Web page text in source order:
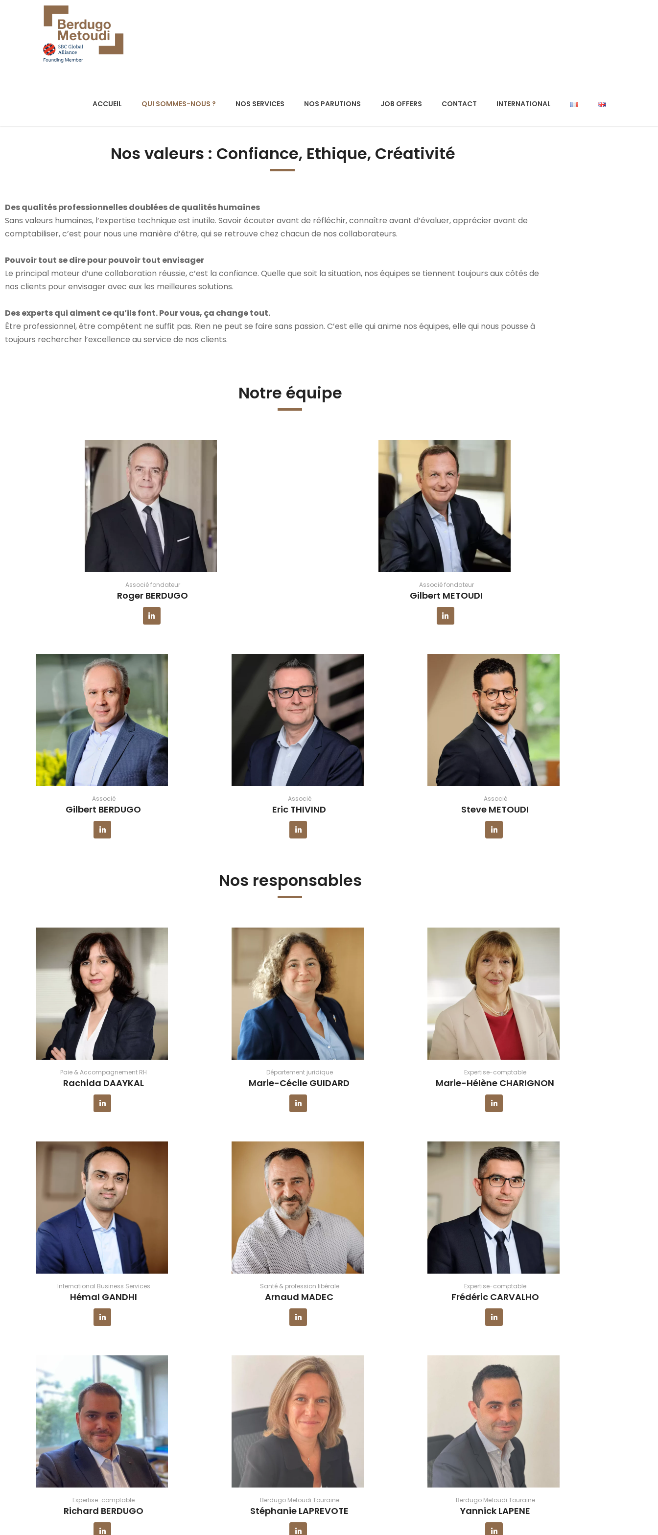
ACCUEIL QUI SOMMES-NOUS ? NOS SERVICES NOS PARUTIONS JOB OFFERS CONTACT INTERNATIONAL
Nos valeurs : Confiance, Ethique, Créativité
Des qualités professionnelles doublées de qualités humaines
Sans valeurs humaines, l’expertise technique est inutile. Savoir écouter avant de réfléchir, connaître avant d’évaluer, apprécier avant de
comptabiliser, c’est pour nous une manière d’être, qui se retrouve chez chacun de nos collaborateurs.
Pouvoir tout se dire pour pouvoir tout envisager
Le principal moteur d’une collaboration réussie, c’est la confiance. Quelle que soit la situation, nos équipes se tiennent toujours aux côtés de
nos clients pour envisager avec eux les meilleures solutions.
Des experts qui aiment ce qu’ils font. Pour vous, ça change tout.
Être professionnel, être compétent ne suffit pas. Rien ne peut se faire sans passion. C’est elle qui anime nos équipes, elle qui nous pousse à
toujours rechercher l’excellence au service de nos clients.
Notre équipe
Associé fondateur
Roger BERDUGO
Associé fondateur​
Gilbert METOUDI
Associé
Gilbert BERDUGO
Associé
Eric THIVIND
Associé
Steve METOUDI
Nos responsables
Paie & Accompagnement RH
Rachida DAAYKAL
Département juridique
Marie-Cécile GUIDARD
Expertise-comptable
Marie-Hélène CHARIGNON
International Business Services
Hémal GANDHI
Santé & profession libérale
Arnaud MADEC
Expertise-comptable
Frédéric CARVALHO
Expertise-comptable
Richard BERDUGO
Berdugo Metoudi Touraine
Stéphanie LAPREVOTE
Berdugo Metoudi Touraine
Yannick LAPENE